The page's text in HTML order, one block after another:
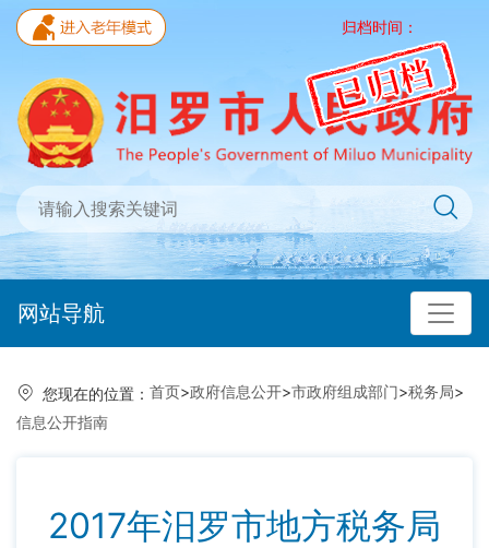
归档时间：
网站导航
您现在的位置： 首页>政府信息公开>市政府组成部门>税务局>
信息公开指南
2017年汨罗市地方税务局